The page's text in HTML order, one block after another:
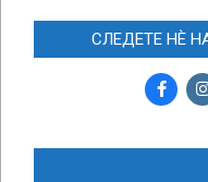
СЛЕДЕТЕ НЀ